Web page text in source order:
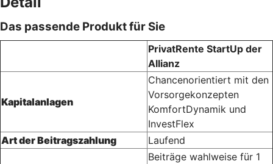
Das passende Produkt für Sie
PrivatRente StartUp der
Allianz
Kapitalanlagen
Chancenorientiert mit den
Vorsorgekonzepten
KomfortDynamik und
InvestFlex
Art der Beitragszahlung
Laufend
Beiträge wahlweise für 1